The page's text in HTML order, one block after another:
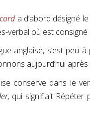
a d’abord désigné
verbal où est consigné
anglaise, s’est peu
aujourd’hui après
conserve dans le
qui signifiait Répéter